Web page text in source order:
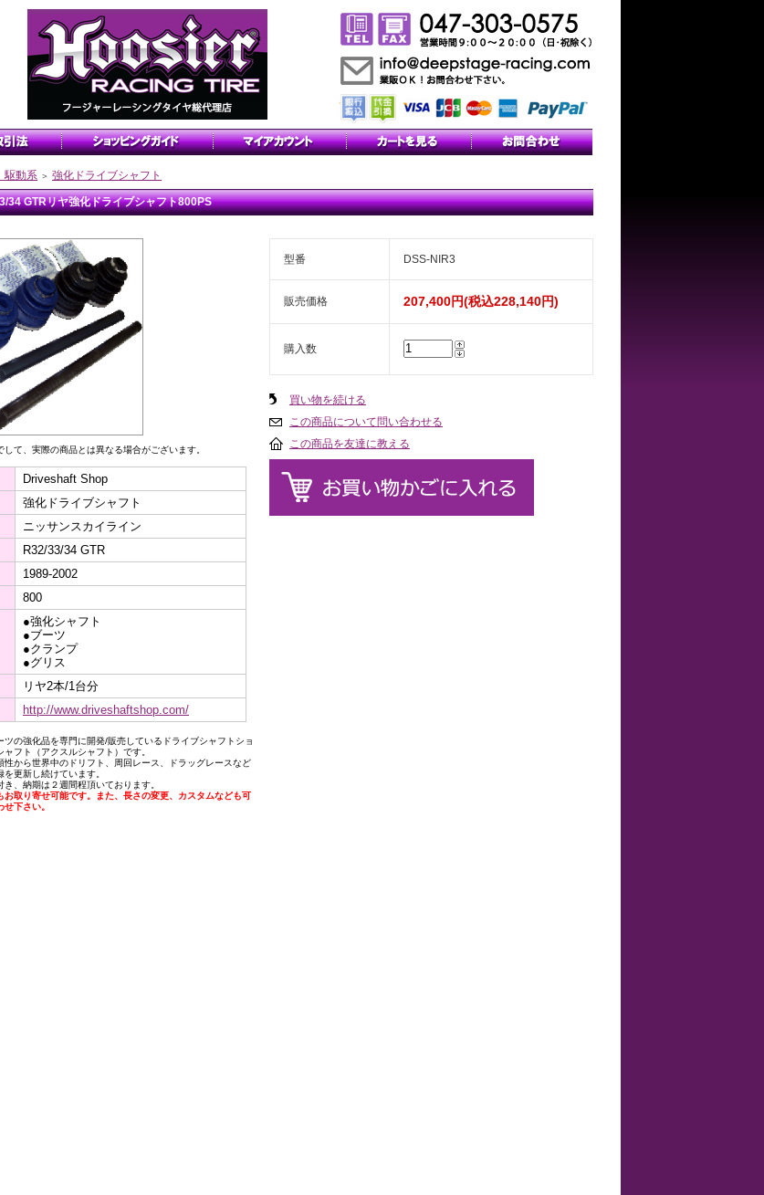
動系 ＞ 強化ドライブシャフト
34 GTRリヤ強化ドライブシャフト800PS
して、実際の商品とは異なる場合がございます。
Driveshaft Shop
強化ドライブシャフト
ニッサンスカイライン
R32/33/34 GTR
1989-2002
800
●強化シャフト
●ブーツ
●クランプ
●グリス
リヤ2本/1台分
http://www.driveshaftshop.com/
ツの強化品を専門に開発/販売しているドライブシャフトショ
フト（アクスルシャフト）です。
性から世界中のドリフト、周回レース、ドラッグレースなど
更新し続けています。
、納期は２週間程頂いております。
お取り寄せ可能です。また、長さの変更、カスタムなども可
下さい。
型番 DSS-NIR3
販売価格 207,400円(税込228,140円)
購入数
買い物を続ける
この商品について問い合わせる
この商品を友達に教える